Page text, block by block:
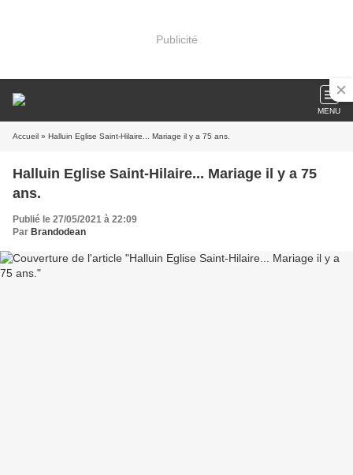
Publicité
MENU
Accueil » Halluin Eglise Saint-Hilaire... Mariage il y a 75 ans.
Halluin Eglise Saint-Hilaire... Mariage il y a 75
ans.
Publié le 27/05/2021 à 22:09
Par Brandodean